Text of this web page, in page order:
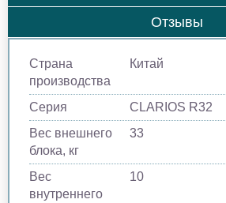
Отзывы
Страна
производства
Китай
Серия
CLARIOS R32
Вес внешнего
блока, кг
33
Вес
внутреннего
10